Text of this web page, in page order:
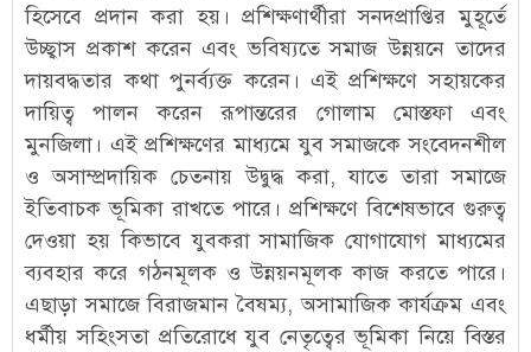
হিসেবে প্রদান করা হয়। প্রশিক্ষণার্থীরা সনদপ্রাপ্তির মুহূর্তে
উচ্ছ্বাস প্রকাশ করেন এবং ভবিষ্যতে সমাজ উন্নয়নে তাদের
দায়বদ্ধতার কথা পুনর্ব্যক্ত করেন। এই প্রশিক্ষণে সহায়কের
দায়িত্ব পালন করেন রূপান্তরের গোলাম মোস্তফা এবং
মুনজিলা। এই প্রশিক্ষণের মাধ্য‌মে যুব সমাজকে সংবেদনশীল
ও অসাম্প্রদায়িক চেতনায় উদ্বুদ্ধ করা, যাতে তারা সমাজে
ইতিবাচক ভূমিকা রাখতে পারে। প্রশিক্ষণে বিশেষভাবে গুরুত্ব
দেওয়া হয় কিভাবে যুবকরা সামাজিক যোগাযোগ মাধ্যমের
ব্যবহার করে গঠনমূলক ও উন্নয়নমূলক কাজ করতে পারে।
এছাড়া সমাজে বিরাজমান বৈষম্য, অসামাজিক কার্যক্রম এবং
ধর্মীয় সহিংসতা প্রতিরোধে যুব নেতৃত্বের ভূমিকা নিয়ে বিস্তর